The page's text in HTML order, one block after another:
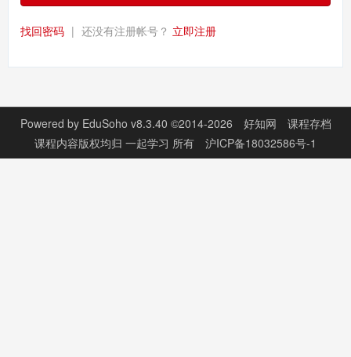
找回密码 | 还没有注册帐号？ 立即注册
Powered by EduSoho v8.3.40 ©2014-2026 好知网
课程存档
课程内容版权均归 一起学习 所有 沪ICP备18032586号-1